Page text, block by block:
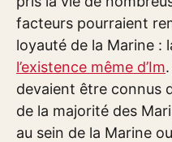
facteurs pourraient
loyauté de la Marine :
l’existence même d’Im
devaient être connus
de la majorité des
au sein de la Marine